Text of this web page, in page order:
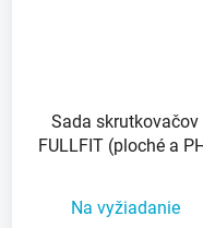
Sada skrutkovačov
FULLFIT (ploché a
Na vyžiadanie